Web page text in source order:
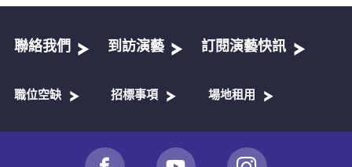
聯絡我們 到訪演藝 訂閱演藝快訊
職位空缺 招標事項 場地租用